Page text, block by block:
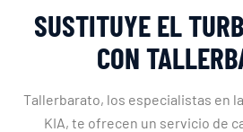
SUSTITUYE EL
CON
Tallerbarato, los especialistas en
KIA, te ofrecen un servicio de